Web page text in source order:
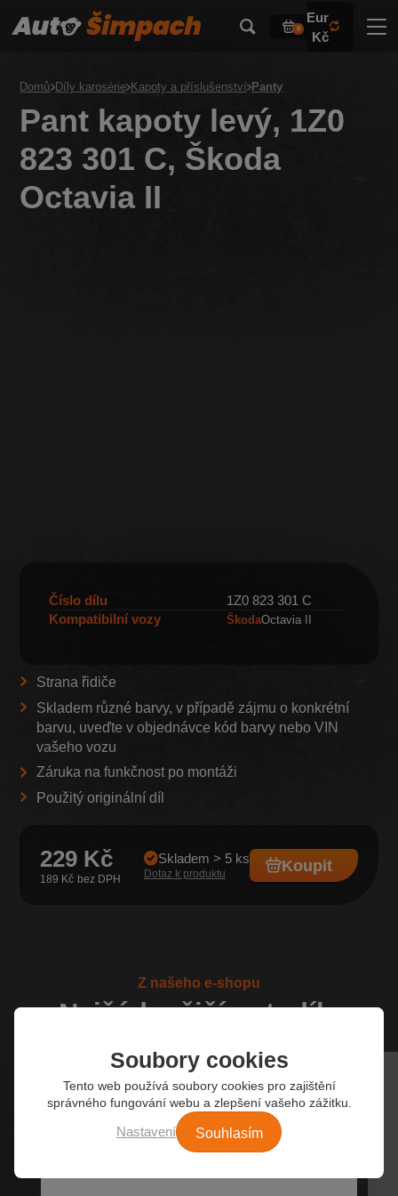
0
Eur
Kč
Domů Díly karosérie Kapoty a příslušenství Panty
Pant kapoty levý, 1Z0
823 301 C, Škoda
Octavia II
Číslo dílu
1Z0 823 301 C
Kompatibilní vozy
ŠkodaOctavia II
Strana řidiče
Skladem různé barvy, v případě zájmu o konkrétní
barvu, uveďte v objednávce kód barvy nebo VIN
vašeho vozu
Záruka na funkčnost po montáži
Použitý originální díl
229 Kč
189 Kč
Skladem > 5 ks
Dotaz k produktu Koupit
Z našeho e-shopu
Nejžádanější autodíly
Soubory cookies
Tento web používá soubory cookies pro zajištění
správného fungování webu a zlepšení vašeho zážitku.
Nastavení Souhlasím